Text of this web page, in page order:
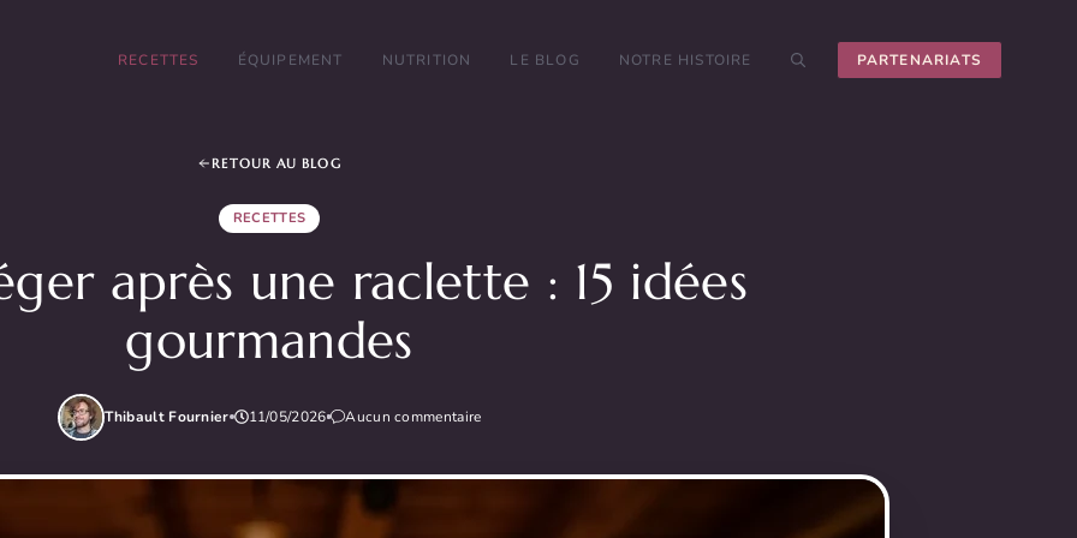
RECETTES ÉQUIPEMENT NUTRITION LE BLOG NOTRE HISTOIRE PARTENARIATS
RETOUR AU BLOG
RECETTES
après une raclette : 15 idées
gourmandes
Thibault Fournier 11/05/2026 Aucun commentaire